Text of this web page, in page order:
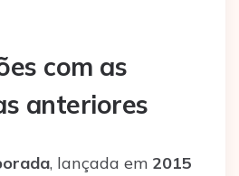
com as
anteriores
, lançada em 2015